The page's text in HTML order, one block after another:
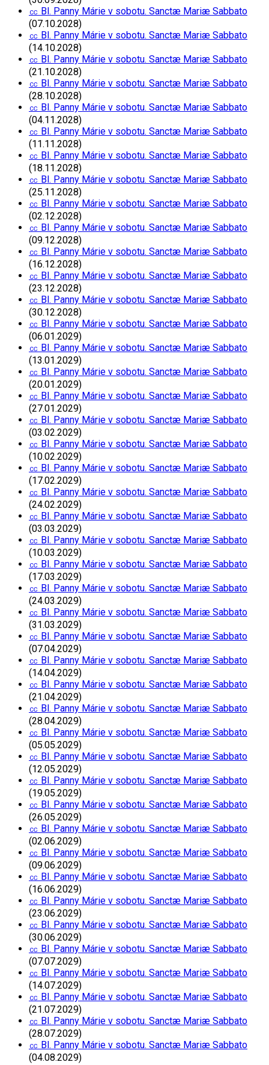
㏄ Bl. Panny Márie v sobotu. Sanctæ Mariæ Sabbato
(07.10.2028)
㏄ Bl. Panny Márie v sobotu. Sanctæ Mariæ Sabbato
(14.10.2028)
㏄ Bl. Panny Márie v sobotu. Sanctæ Mariæ Sabbato
(21.10.2028)
㏄ Bl. Panny Márie v sobotu. Sanctæ Mariæ Sabbato
(28.10.2028)
㏄ Bl. Panny Márie v sobotu. Sanctæ Mariæ Sabbato
(04.11.2028)
㏄ Bl. Panny Márie v sobotu. Sanctæ Mariæ Sabbato
(11.11.2028)
㏄ Bl. Panny Márie v sobotu. Sanctæ Mariæ Sabbato
(18.11.2028)
㏄ Bl. Panny Márie v sobotu. Sanctæ Mariæ Sabbato
(25.11.2028)
㏄ Bl. Panny Márie v sobotu. Sanctæ Mariæ Sabbato
(02.12.2028)
㏄ Bl. Panny Márie v sobotu. Sanctæ Mariæ Sabbato
(09.12.2028)
㏄ Bl. Panny Márie v sobotu. Sanctæ Mariæ Sabbato
(16.12.2028)
㏄ Bl. Panny Márie v sobotu. Sanctæ Mariæ Sabbato
(23.12.2028)
㏄ Bl. Panny Márie v sobotu. Sanctæ Mariæ Sabbato
(30.12.2028)
㏄ Bl. Panny Márie v sobotu. Sanctæ Mariæ Sabbato
(06.01.2029)
㏄ Bl. Panny Márie v sobotu. Sanctæ Mariæ Sabbato
(13.01.2029)
㏄ Bl. Panny Márie v sobotu. Sanctæ Mariæ Sabbato
(20.01.2029)
㏄ Bl. Panny Márie v sobotu. Sanctæ Mariæ Sabbato
(27.01.2029)
㏄ Bl. Panny Márie v sobotu. Sanctæ Mariæ Sabbato
(03.02.2029)
㏄ Bl. Panny Márie v sobotu. Sanctæ Mariæ Sabbato
(10.02.2029)
㏄ Bl. Panny Márie v sobotu. Sanctæ Mariæ Sabbato
(17.02.2029)
㏄ Bl. Panny Márie v sobotu. Sanctæ Mariæ Sabbato
(24.02.2029)
㏄ Bl. Panny Márie v sobotu. Sanctæ Mariæ Sabbato
(03.03.2029)
㏄ Bl. Panny Márie v sobotu. Sanctæ Mariæ Sabbato
(10.03.2029)
㏄ Bl. Panny Márie v sobotu. Sanctæ Mariæ Sabbato
(17.03.2029)
㏄ Bl. Panny Márie v sobotu. Sanctæ Mariæ Sabbato
(24.03.2029)
㏄ Bl. Panny Márie v sobotu. Sanctæ Mariæ Sabbato
(31.03.2029)
㏄ Bl. Panny Márie v sobotu. Sanctæ Mariæ Sabbato
(07.04.2029)
㏄ Bl. Panny Márie v sobotu. Sanctæ Mariæ Sabbato
(14.04.2029)
㏄ Bl. Panny Márie v sobotu. Sanctæ Mariæ Sabbato
(21.04.2029)
㏄ Bl. Panny Márie v sobotu. Sanctæ Mariæ Sabbato
(28.04.2029)
㏄ Bl. Panny Márie v sobotu. Sanctæ Mariæ Sabbato
(05.05.2029)
㏄ Bl. Panny Márie v sobotu. Sanctæ Mariæ Sabbato
(12.05.2029)
㏄ Bl. Panny Márie v sobotu. Sanctæ Mariæ Sabbato
(19.05.2029)
㏄ Bl. Panny Márie v sobotu. Sanctæ Mariæ Sabbato
(26.05.2029)
㏄ Bl. Panny Márie v sobotu. Sanctæ Mariæ Sabbato
(02.06.2029)
㏄ Bl. Panny Márie v sobotu. Sanctæ Mariæ Sabbato
(09.06.2029)
㏄ Bl. Panny Márie v sobotu. Sanctæ Mariæ Sabbato
(16.06.2029)
㏄ Bl. Panny Márie v sobotu. Sanctæ Mariæ Sabbato
(23.06.2029)
㏄ Bl. Panny Márie v sobotu. Sanctæ Mariæ Sabbato
(30.06.2029)
㏄ Bl. Panny Márie v sobotu. Sanctæ Mariæ Sabbato
(07.07.2029)
㏄ Bl. Panny Márie v sobotu. Sanctæ Mariæ Sabbato
(14.07.2029)
㏄ Bl. Panny Márie v sobotu. Sanctæ Mariæ Sabbato
(21.07.2029)
㏄ Bl. Panny Márie v sobotu. Sanctæ Mariæ Sabbato
(28.07.2029)
㏄ Bl. Panny Márie v sobotu. Sanctæ Mariæ Sabbato
(04.08.2029)